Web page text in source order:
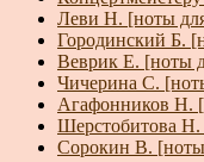
Леви Н. [ноты
Городинский Б.
Веврик Е. [ноты
Чичерина С.
Агафонников Н.
Шерстобитова
Сорокин В.